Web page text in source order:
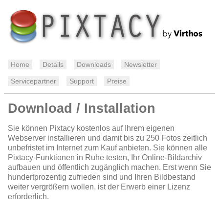
Home Details Downloads Newsletter
Servicepartner Support Preise
Download / Installation
Sie können Pixtacy kostenlos auf Ihrem eigenen
Webserver installieren und damit bis zu 250 Fotos zeitlich
unbefristet im Internet zum Kauf anbieten. Sie können alle
Pixtacy-Funktionen in Ruhe testen, Ihr Online-Bildarchiv
aufbauen und öffentlich zugänglich machen. Erst wenn Sie
hundertprozentig zufrieden sind und Ihren Bildbestand
weiter vergrößern wollen, ist der Erwerb einer Lizenz
erforderlich.